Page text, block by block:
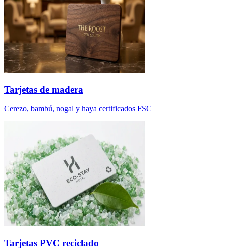
Tarjetas de madera
Cerezo, bambú, nogal y haya certificados FSC
Tarjetas PVC reciclado